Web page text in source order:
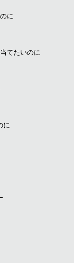
に
てたいのに
に